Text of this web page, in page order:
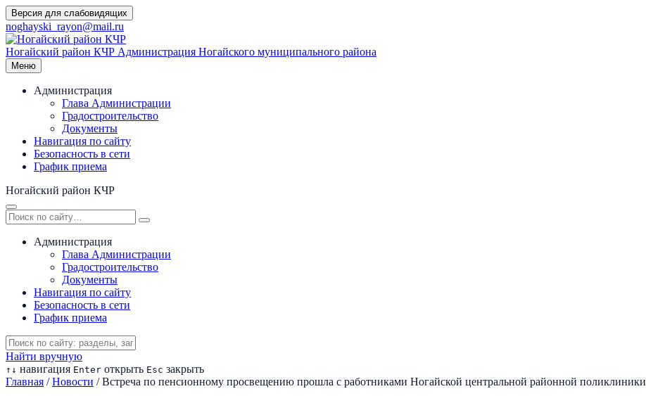
Перейти
к
содержимому
Версия для слабовидящих
noghayski_rayon@mail.ru
Ногайский район КЧР Администрация Ногайского муниципального района
Меню
Администрация
Глава Администрации
Градостроительство
Документы
Навигация по сайту
Безопасность в сети
График приема
Ногайский район КЧР
Администрация
Глава Администрации
Градостроительство
Документы
Навигация по сайту
Безопасность в сети
График приема
Найти вручную
↑ ↓ навигация Enter открыть Esc закрыть
Главная / Новости / Встреча по пенсионному просвещению прошла с работниками Ногайской центральной районной поликлиники